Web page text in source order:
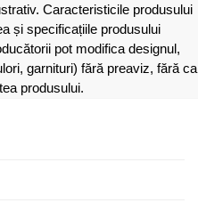
Caracteristicile produsului
și specificațiile produsului
pot modifica designul,
garnituri) fără preaviz, fără ca
produsului.